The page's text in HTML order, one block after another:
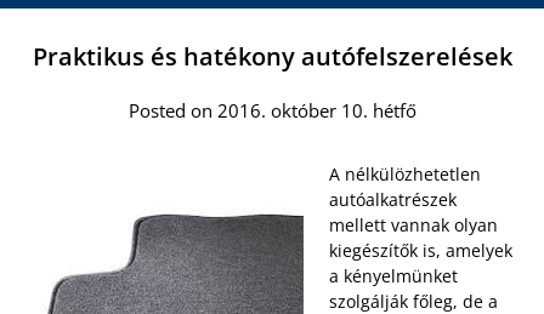
Praktikus és hatékony autófelszerelések
Posted on 2016. október 10. hétfő
A nélkülözhetetlen
autóalkatrészek
mellett vannak olyan
kiegészítők is, amelyek
a kényelmünket
szolgálják főleg, de a